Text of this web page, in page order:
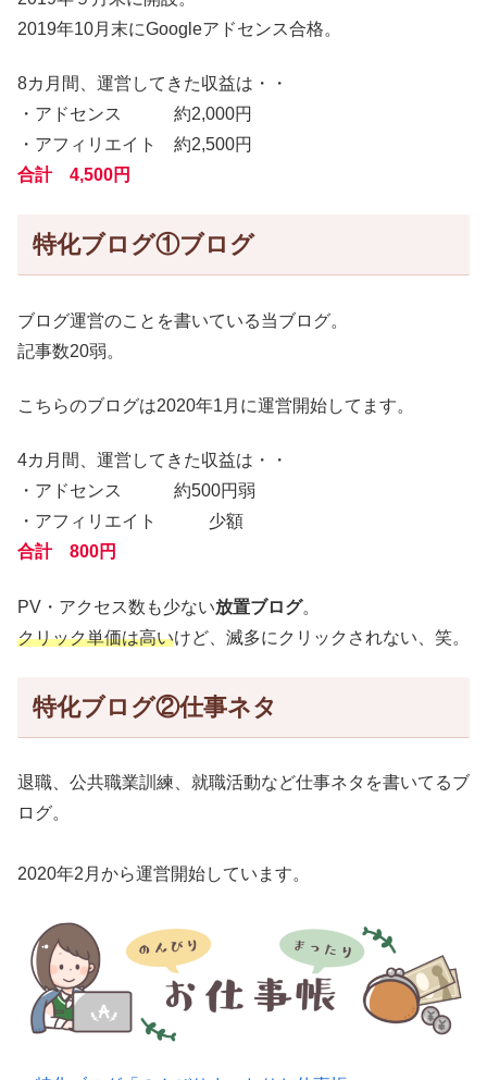
2019年10月末にGoogleアドセンス合格。
8カ月間、運営してきた収益は・・
・アドセンス 約2,000円
・アフィリエイト 約2,500円
合計 4,500円
特化ブログ①ブログ
ブログ運営のことを書いている当ブログ。
記事数20弱。
こちらのブログは2020年1月に運営開始してます。
4カ月間、運営してきた収益は・・
・アドセンス 約500円弱
・アフィリエイト 少額
合計 800円
PV・アクセス数も少ない放置ブログ。
クリック単価は高いけど、滅多にクリックされない、笑。
特化ブログ②仕事ネタ
退職、公共職業訓練、就職活動など仕事ネタを書いてるブ
ログ。
2020年2月から運営開始しています。